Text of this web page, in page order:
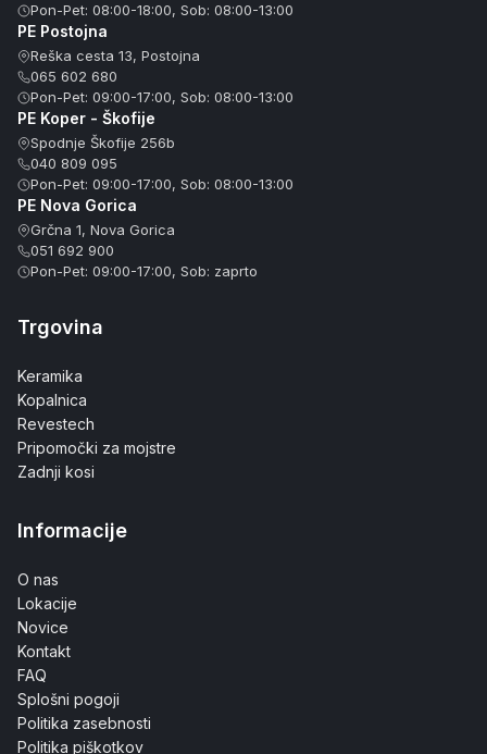
Pon-Pet: 08:00-18:00, Sob: 08:00-13:00
PE Postojna
Reška cesta 13, Postojna
065 602 680
Pon-Pet: 09:00-17:00, Sob: 08:00-13:00
PE Koper - Škofije
Spodnje Škofije 256b
040 809 095
Pon-Pet: 09:00-17:00, Sob: 08:00-13:00
PE Nova Gorica
Grčna 1, Nova Gorica
051 692 900
Pon-Pet: 09:00-17:00, Sob: zaprto
Trgovina
Keramika
Kopalnica
Revestech
Pripomočki za mojstre
Zadnji kosi
Informacije
O nas
Lokacije
Novice
Kontakt
FAQ
Splošni pogoji
Politika zasebnosti
Politika piškotkov